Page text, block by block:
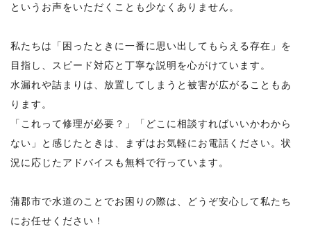
というお声をいただくことも少なくありません。
私たちは「困ったときに一番に思い出してもらえる存在」を
目指し、スピード対応と丁寧な説明を心がけています。
水漏れや詰まりは、放置してしまうと被害が広がることもあ
ります。
「これって修理が必要？」「どこに相談すればいいかわから
ない」と感じたときは、まずはお気軽にお電話ください。状
況に応じたアドバイスも無料で行っています。
蒲郡市で水道のことでお困りの際は、どうぞ安心して私たち
にお任せください！